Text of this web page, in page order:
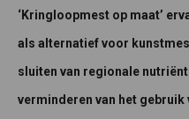
‘Kringloopmest op maat’
als alternatief voor
sluiten van regionale
verminderen van het gebruik